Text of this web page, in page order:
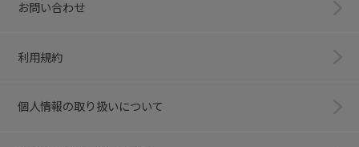
お問い合わせ
利用規約
個人情報の取り扱いについて